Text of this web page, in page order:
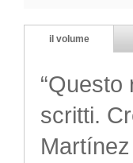
il volume
scritti.